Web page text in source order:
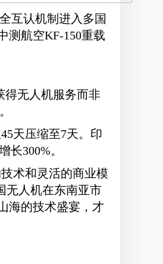
互认机制进入多国
测航空KF-150重载
得无人机服务而非
天压缩至7天。印
300%。
术和灵活的商业模
无人机在东南亚市
海的技术盛宴，才